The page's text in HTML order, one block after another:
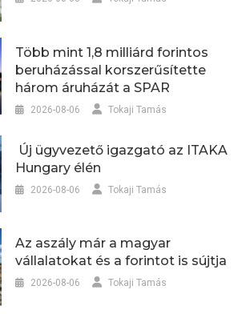
Több mint 1,8 milliárd forintos
beruházással korszerűsítette
három áruházát a SPAR
2026-08-06 Tokaji Tamás
Új ügyvezető igazgató az ITAKA
Hungary élén
2026-08-06 Tokaji Tamás
Az aszály már a magyar
vállalatokat és a forintot is sújtja
2026-08-06 Tokaji Tamás